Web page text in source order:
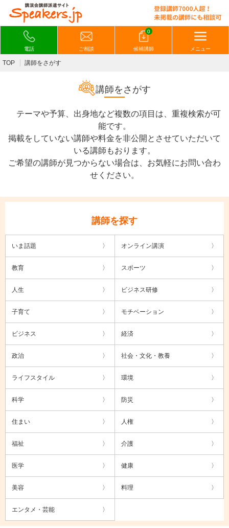
電話 ご相談
0
候補講師 メニュー
TOP 講師をさがす
講師をさがす
テーマや予算、出身地など複数の項目は、重複検索が可
能です。
掲載をしていない講師や料金を非公開とさせていただいて
いる講師もおります。
ご希望の講師が見つからない場合は、お気軽にお問い合わ
せください。
講師を探す
いま話題 オンライン講演
教育 スポーツ
人生 ビジネス研修
子育て モチベーション
ビジネス 経済
政治 社会・文化・教養
ライフスタイル 環境
科学 防災
住まい 人権
福祉 介護
医学 健康
美容 料理
エンタメ・芸能